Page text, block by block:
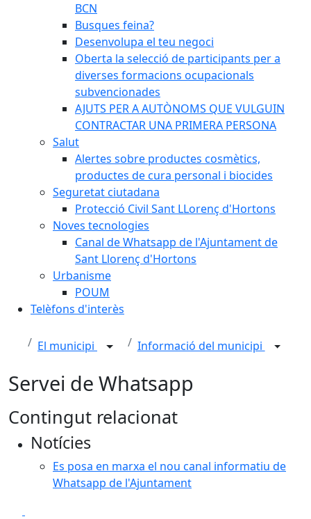
BCN
Busques feina?
Desenvolupa el teu negoci
Oberta la selecció de participants per a
diverses formacions ocupacionals
subvencionades
AJUTS PER A AUTÒNOMS QUE VULGUIN
CONTRACTAR UNA PRIMERA PERSONA
Salut
Alertes sobre productes cosmètics,
productes de cura personal i biocides
Seguretat ciutadana
Protecció Civil Sant LLorenç d'Hortons
Noves tecnologies
Canal de Whatsapp de l'Ajuntament de
Sant Llorenç d'Hortons
Urbanisme
POUM
Telèfons d'interès
El municipi Informació del municipi
Servei de Whatsapp
Contingut relacionat
Notícies
Es posa en marxa el nou canal informatiu de
Whatsapp de l'Ajuntament